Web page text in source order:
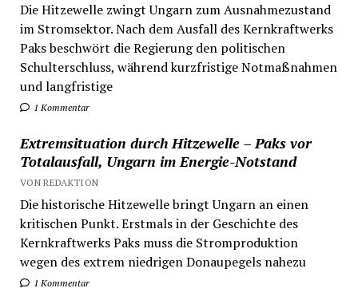
Die Hitzewelle zwingt Ungarn zum Ausnahmezustand
im Stromsektor. Nach dem Ausfall des Kernkraftwerks
Paks beschwört die Regierung den politischen
Schulterschluss, während kurzfristige Notmaßnahmen
und langfristige
1 Kommentar
Extremsituation durch Hitzewelle – Paks vor
Totalausfall, Ungarn im Energie-Notstand
VON REDAKTION
Die historische Hitzewelle bringt Ungarn an einen
kritischen Punkt. Erstmals in der Geschichte des
Kernkraftwerks Paks muss die Stromproduktion
wegen des extrem niedrigen Donaupegels nahezu
1 Kommentar